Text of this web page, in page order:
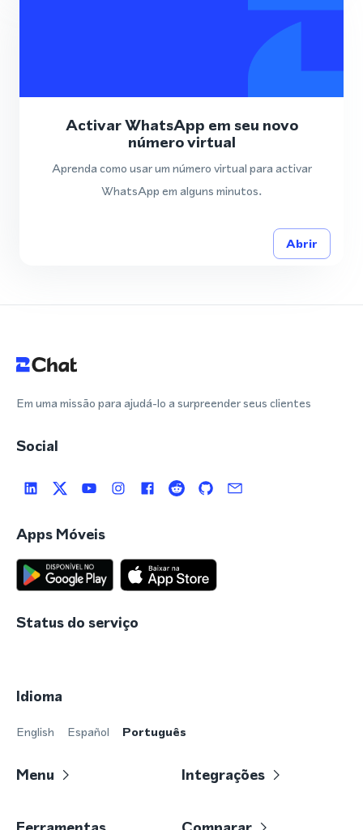
Activar WhatsApp em seu novo
número virtual
Aprenda como usar um número virtual para activar
WhatsApp em alguns minutos.
Abrir
Em uma missão para ajudá-lo a surpreender seus clientes
Social
Apps Móveis
Status do serviço
Idioma
English Español Português
Menu Integrações